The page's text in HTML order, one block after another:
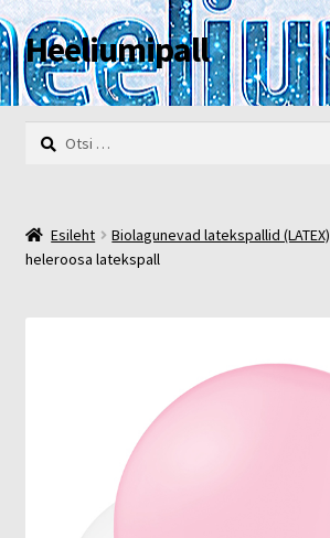
Liigu
navigeerimisele
Liigu
sisu
juurde
Heeliumipall
Esileht
Kontakt
Otsi:
Esileht Biolagunevad latekspallid (LATEX)
heleroosa latekspall